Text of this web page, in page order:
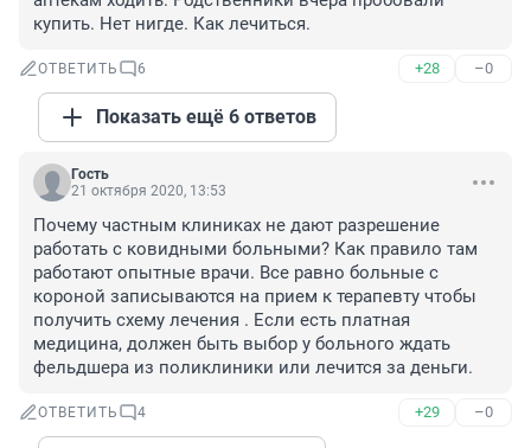
купить. Нет нигде. Как лечиться.
ОТВЕТИТЬ 6 +28 –0
Показать ещё 6 ответов
Гость
21 октября 2020, 13:53
Почему частным клиниках не дают разрешение
работать с ковидными больными? Как правило там
работают опытные врачи. Все равно больные с
короной записываются на прием к терапевту чтобы
получить схему лечения . Если есть платная
медицина, должен быть выбор у больного ждать
фельдшера из поликлиники или лечится за деньги.
ОТВЕТИТЬ 4 +29 –0